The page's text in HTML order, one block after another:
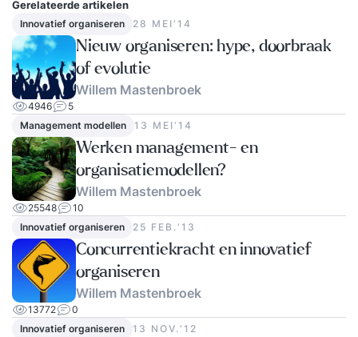
Gerelateerde artikelen
Innovatief organiseren 28 MEI‘14
Nieuw organiseren: hype, doorbraak
of evolutie
Willem Mastenbroek
4946
5
Management modellen
13 MEI‘14
Werken management- en
organisatiemodellen?
Willem Mastenbroek
25548
10
Innovatief organiseren
25 FEB.‘13
Concurrentiekracht en innovatief
organiseren
Willem Mastenbroek
13772
0
Innovatief organiseren
13 NOV.‘12